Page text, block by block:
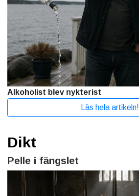
Alkoholist blev nykterist
Läs hela artikeln!
Dikt
Pelle i fängslet